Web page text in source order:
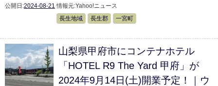
公開日:2024-08-21 情報元:Yahoo!ニュース
長生地域
長生郡 一宮町
山梨県甲府市にコンテナホテル
「HOTEL R9 The Yard 甲府」が
2024年9月14日(土)開業予定！｜ウ